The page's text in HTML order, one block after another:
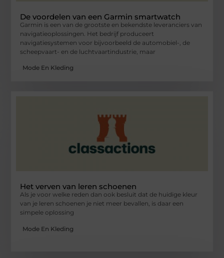
De voordelen van een Garmin smartwatch
Garmin is een van de grootste en bekendste leveranciers van
navigatieoplossingen. Het bedrijf produceert
navigatiesystemen voor bijvoorbeeld de automobiel-, de
scheepvaart- en de luchtvaartindustrie, maar
Mode En Kleding
Het verven van leren schoenen
Als je voor welke reden dan ook besluit dat de huidige kleur
van je leren schoenen je niet meer bevallen, is daar een
simpele oplossing
Mode En Kleding